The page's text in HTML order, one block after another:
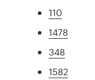
110
1478
348
1582